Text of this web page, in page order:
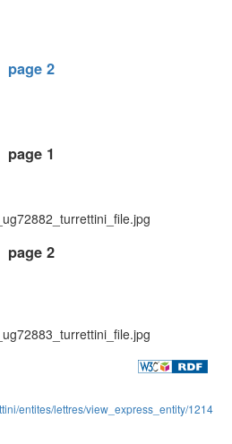
page 2
page 1
page 2
entites/lettres/view_express_entity/1214